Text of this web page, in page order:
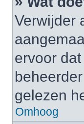
Verwijder
ervoor
gelezen
Omhoog